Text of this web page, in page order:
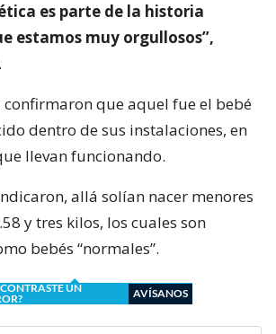
es parte de la historia
estamos muy orgullosos”,
confirmaron que aquel fue el bebé
dentro de sus instalaciones, en
llevan funcionando.
allá solían nacer menores
y tres kilos, los cuales son
bebés “normales”.
UN
AVÍSANOS